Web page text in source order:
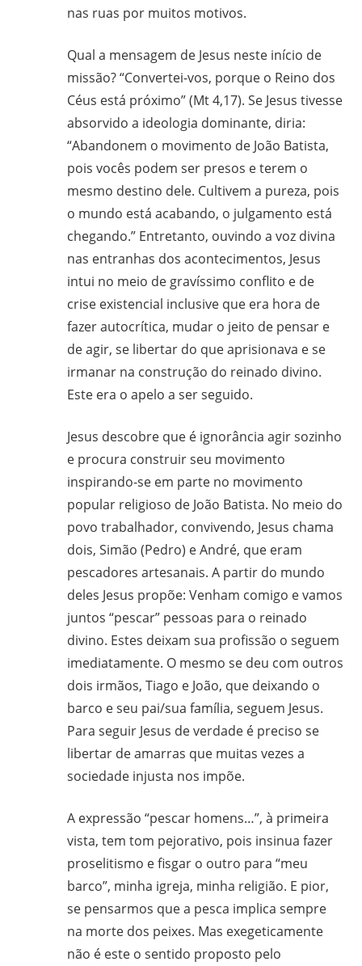
nas ruas por muitos motivos.
Qual a mensagem de Jesus neste início de
missão? “Convertei-vos, porque o Reino dos
Céus está próximo” (Mt 4,17). Se Jesus tivesse
absorvido a ideologia dominante, diria:
“Abandonem o movimento de João Batista,
pois vocês podem ser presos e terem o
mesmo destino dele. Cultivem a pureza, pois
o mundo está acabando, o julgamento está
chegando.” Entretanto, ouvindo a voz divina
nas entranhas dos acontecimentos, Jesus
intui no meio de gravíssimo conflito e de
crise existencial inclusive que era hora de
fazer autocrítica, mudar o jeito de pensar e
de agir, se libertar do que aprisionava e se
irmanar na construção do reinado divino.
Este era o apelo a ser seguido.
Jesus descobre que é ignorância agir sozinho
e procura construir seu movimento
inspirando-se em parte no movimento
popular religioso de João Batista. No meio do
povo trabalhador, convivendo, Jesus chama
dois, Simão (Pedro) e André, que eram
pescadores artesanais. A partir do mundo
deles Jesus propõe: Venham comigo e vamos
juntos “pescar” pessoas para o reinado
divino. Estes deixam sua profissão o seguem
imediatamente. O mesmo se deu com outros
dois irmãos, Tiago e João, que deixando o
barco e seu pai/sua família, seguem Jesus.
Para seguir Jesus de verdade é preciso se
libertar de amarras que muitas vezes a
sociedade injusta nos impõe.
A expressão “pescar homens…”, à primeira
vista, tem tom pejorativo, pois insinua fazer
proselitismo e fisgar o outro para “meu
barco”, minha igreja, minha religião. E pior,
se pensarmos que a pesca implica sempre
na morte dos peixes. Mas exegeticamente
não é este o sentido proposto pelo